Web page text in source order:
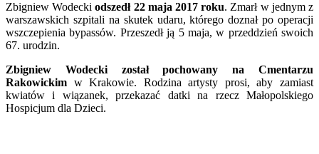
Zbigniew Wodeckiodszedł 22 maja 2017 roku. Zmarł w jednym z
warszawskich szpitali na skutek udaru, którego doznał po operacji
wszczepienia bypassów. Przeszedł ją 5 maja, w przeddzień swoich
67. urodzin.
Zbigniew Wodecki
został pochowany na Cmentarzu
Rakowickim w Krakowie. Rodzina artysty prosi, aby zamiast
kwiatów i wiązanek, przekazać datki na rzecz Małopolskiego
Hospicjum dla Dzieci.